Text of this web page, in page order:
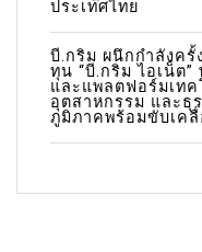
ประเทศไทย
บี.กริม ผนึกกำลังครั้
ทุน “บี.กริม ไอเน็ต
และแพลตฟอร์มเท
อุตสาหกรรม และธุ
ภูมิภาคพร้อมขับเค